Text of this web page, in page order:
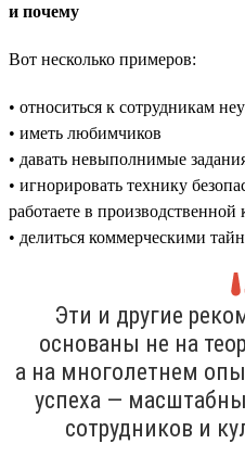
и почему
Вот несколько примеров:
• относиться к сотрудникам
• иметь любимчиков
• давать невыполнимые
• игнорировать технику
работаете в производственной
• делиться коммерческими
Эти и другие
основаны не на
а на многолетнем
успеха —
сотрудников и